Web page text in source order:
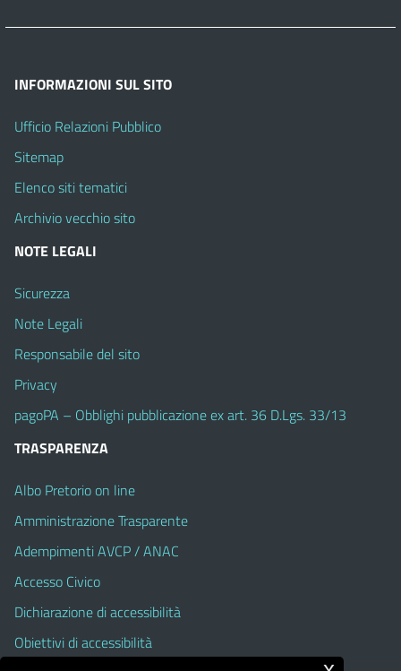
INFORMAZIONI SUL SITO
Ufficio Relazioni Pubblico
Sitemap
Elenco siti tematici
Archivio vecchio sito
NOTE LEGALI
Sicurezza
Note Legali
Responsabile del sito
Privacy
pagoPA – Obblighi pubblicazione ex art. 36 D.Lgs. 33/13
TRASPARENZA
Albo Pretorio on line
Amministrazione Trasparente
Adempimenti AVCP / ANAC
Accesso Civico
Dichiarazione di accessibilità
Obiettivi di accessibilità